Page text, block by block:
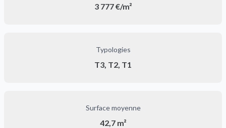
3 777 €/m²
Typologies
T3, T2, T1
Surface moyenne
42,7 m²